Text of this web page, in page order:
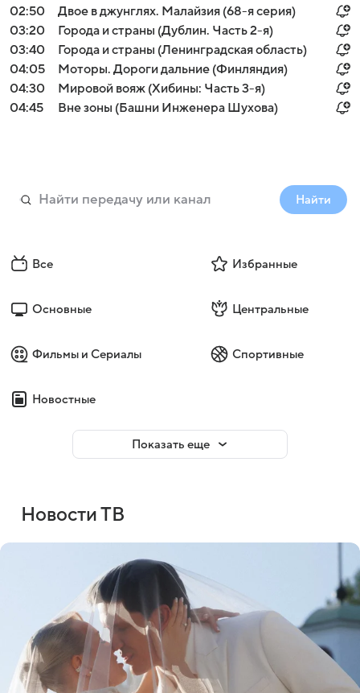
02:50
Двое в джунглях. Малайзия (68-я серия)
03:20
Города и страны (Дублин. Часть 2-я)
03:40
Города и страны (Ленинградская область)
04:05
Моторы. Дороги дальние (Финляндия)
04:30
Мировой вояж (Хибины: Часть 3-я)
04:45
Вне зоны (Башни Инженера Шухова)
Найти
Все Избранные
Основные Центральные
Фильмы и Сериалы Спортивные
Новостные
Показать еще
Новости ТВ